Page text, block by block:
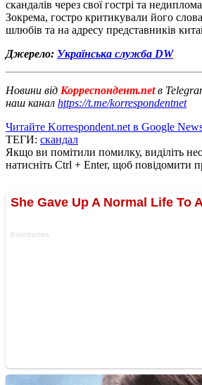
скандалів через свої гострі та
Зокрема, гостро критикували його
шлюбів та на адресу представників
Джерело: Українська служба DW
Новини від Корреспондент.netв
наш канал https://t.me/korrespondentnet
Читайте Korrespondent.net в Google
ТЕГИ: скандал
Якщо ви помітили помилку, виділіть
натисніть Ctrl + Enter, щоб повідомити